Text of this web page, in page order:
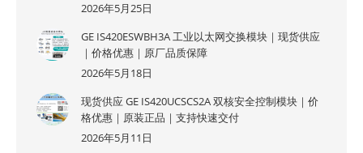
2026年5月25日
GE IS420ESWBH3A 工业以太网交换模块｜现货供应
｜价格优惠｜原厂品质保障
2026年5月18日
现货供应 GE IS420UCSCS2A 双核安全控制模块｜价
格优惠｜原装正品｜支持快速交付
2026年5月11日